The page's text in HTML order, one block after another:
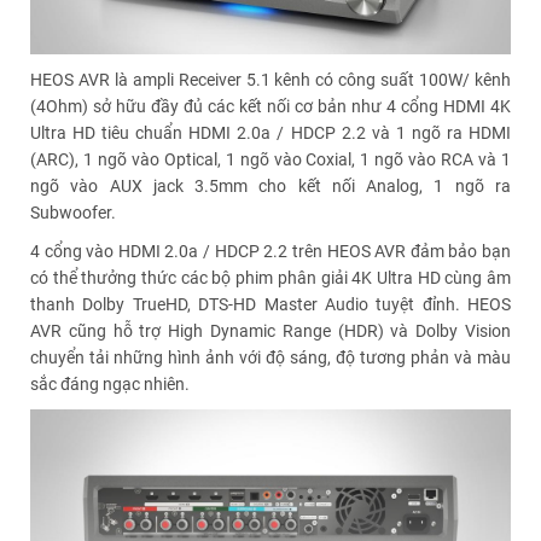
HEOS AVR là ampli Receiver 5.1 kênh có công suất 100W/ kênh
(4Ohm) sở hữu đầy đủ các kết nối cơ bản như 4 cổng HDMI 4K
Ultra HD tiêu chuẩn HDMI 2.0a / HDCP 2.2 và 1 ngõ ra HDMI
(ARC), 1 ngõ vào Optical, 1 ngõ vào Coxial, 1 ngõ vào RCA và 1
ngõ vào AUX jack 3.5mm cho kết nối Analog, 1 ngõ ra
Subwoofer.
4 cổng vào HDMI 2.0a / HDCP 2.2 trên HEOS AVR đảm bảo bạn
có thể thưởng thức các bộ phim phân giải 4K Ultra HD cùng âm
thanh Dolby TrueHD, DTS-HD Master Audio tuyệt đỉnh. HEOS
AVR cũng hỗ trợ High Dynamic Range (HDR) và Dolby Vision
chuyển tải những hình ảnh với độ sáng, độ tương phản và màu
sắc đáng ngạc nhiên.